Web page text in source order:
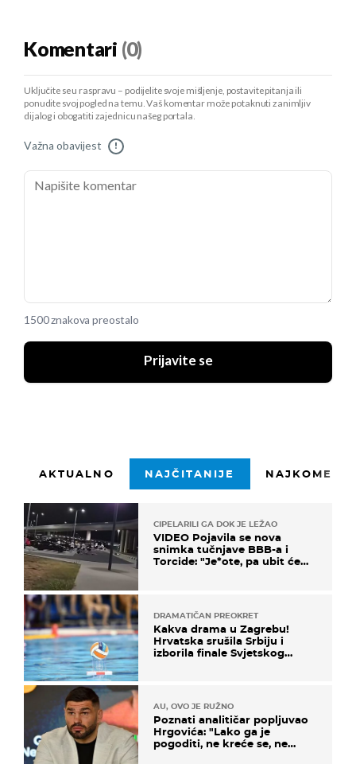
Komentari (0)
Uključite se u raspravu – podijelite svoje mišljenje, postavite pitanja ili
ponudite svoj pogled na temu. Vaš komentar može potaknuti zanimljiv
dijalog i obogatiti zajednicu našeg portala.
Važna obavijest !
1500 znakova preostalo
Prijavite se
AKTUALNO NAJČITANIJE
CIPELARILI GA DOK JE LEŽAO
VIDEO Pojavila se nova
snimka tučnjave BBB-a i
Torcide: "Je*ote, pa ubit će
DRAMATIČAN PREOKRET
Kakva drama u Zagrebu!
Hrvatska srušila Srbiju i
izborila finale Svjetskog
AU, OVO JE RUŽNO
Poznati analitičar popljuvao
Hrgovića: "Lako ga je
pogoditi, ne kreće se, ne